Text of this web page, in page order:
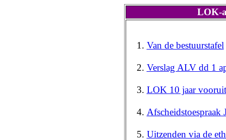
LOK-
Van de bestuurstafel
Verslag ALV dd 1
LOK 10 jaar vooruit
Afscheidstoespraak
Uitzenden via de